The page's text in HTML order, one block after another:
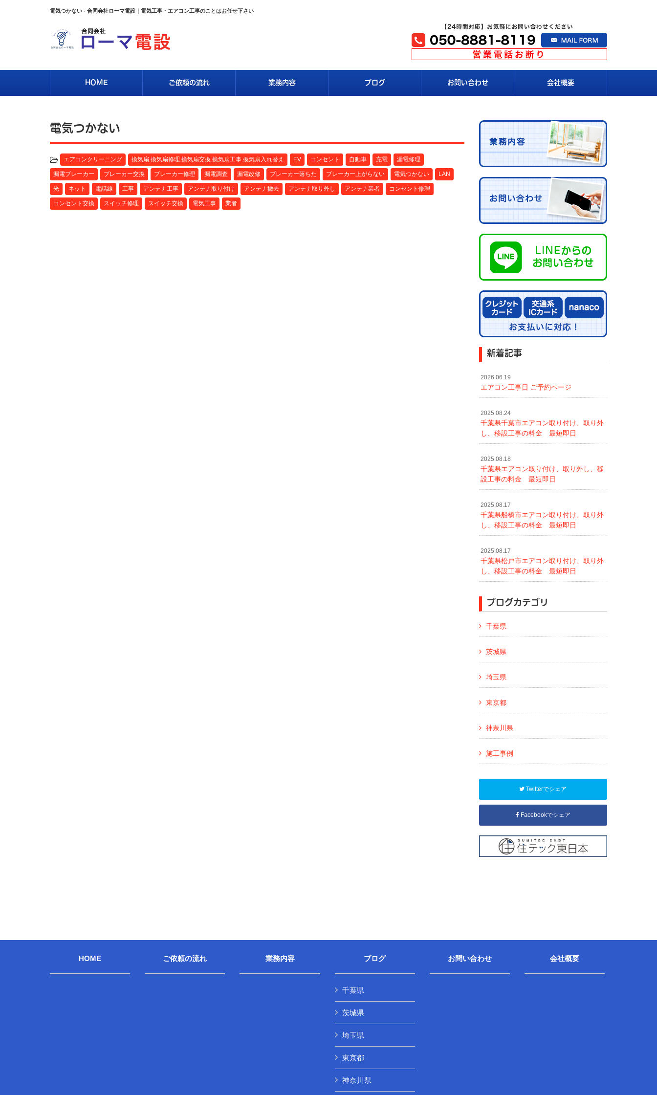
電気つかない - 合同会社ローマ電設｜電気工事・エアコン工事のことはお任せ下さい
HOME ご依頼の流れ 業務内容 ブログ お問い合わせ 会社概要
電気つかない
エアコンクリーニング 換気扇.換気扇修理.換気扇交換.換気扇工事.換気扇入れ替え EV コンセント 自動車 充電 漏電修理
漏電ブレーカー ブレーカー交換 ブレーカー修理 漏電調査 漏電改修 ブレーカー落ちた ブレーカー上がらない 電気つかない LAN
光 ネット 電話線 工事 アンテナ工事 アンテナ取り付け アンテナ撤去 アンテナ取り外し アンテナ業者 コンセント修理
コンセント交換 スイッチ修理 スイッチ交換 電気工事 業者
新着記事
2026.06.19
エアコン工事日 ご予約ページ
2025.08.24
千葉県千葉市エアコン取り付け、取り外
し、移設工事の料金 最短即日
2025.08.18
千葉県エアコン取り付け、取り外し、移
設工事の料金 最短即日
2025.08.17
千葉県船橋市エアコン取り付け、取り外
し、移設工事の料金 最短即日
2025.08.17
千葉県松戸市エアコン取り付け、取り外
し、移設工事の料金 最短即日
ブログカテゴリ
千葉県
茨城県
埼玉県
東京都
神奈川県
施工事例
Twitterでシェア
Facebookでシェア
HOME ご依頼の流れ 業務内容 ブログ
千葉県
茨城県
埼玉県
東京都
神奈川県
お問い合わせ 会社概要